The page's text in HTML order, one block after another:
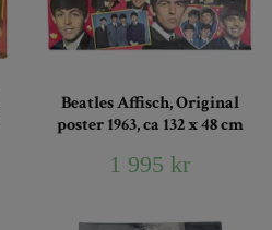
Beatles Affisch, Original
poster 1963, ca 132 x 48 cm
1 995 kr